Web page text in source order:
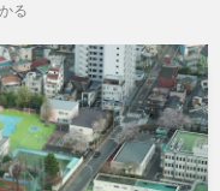
る